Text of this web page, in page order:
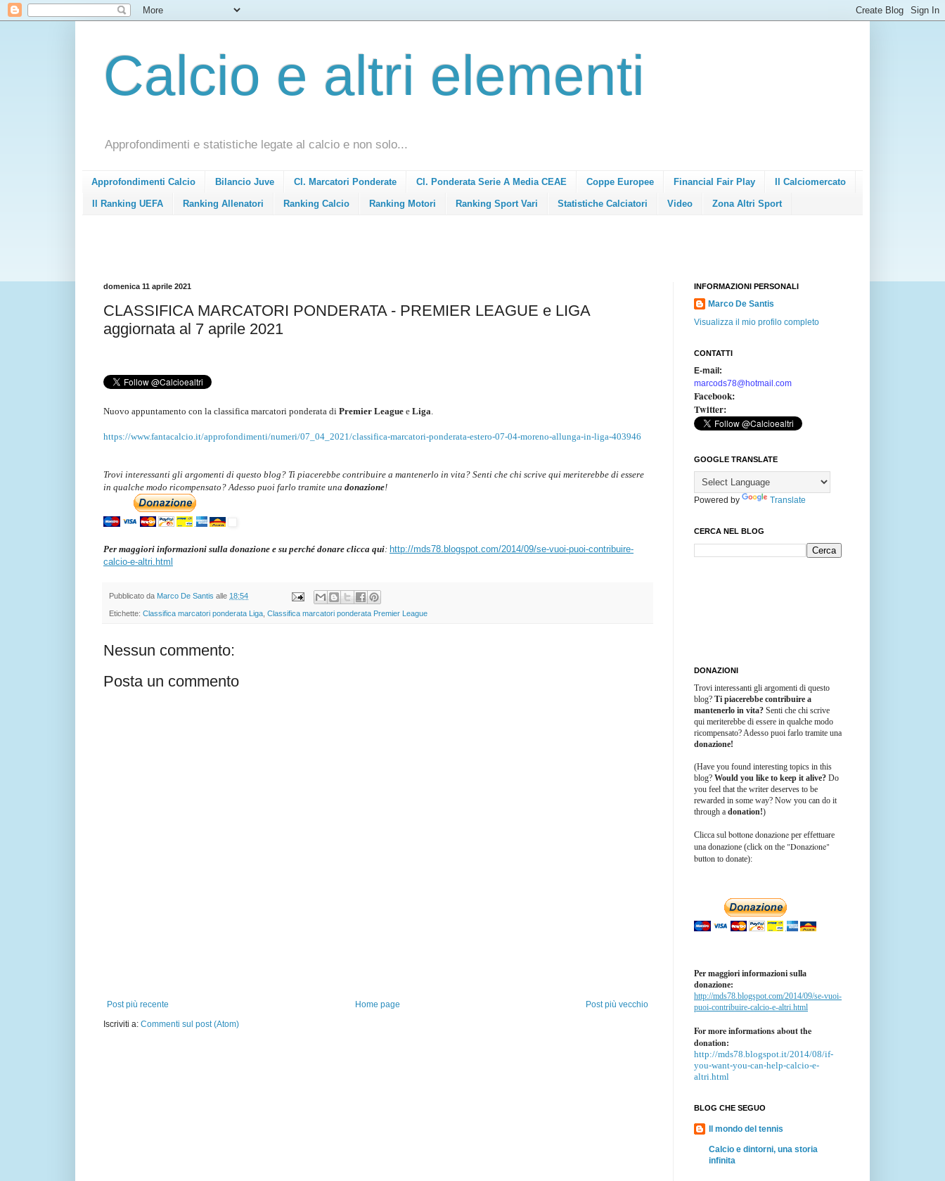
Calcio e altri elementi
Approfondimenti e statistiche legate al calcio e non solo...
Approfondimenti Calcio Bilancio Juve Cl. Marcatori Ponderate Cl. Ponderata Serie A Media CEAE Coppe Europee Financial Fair Play Il Calciomercato
Il Ranking UEFA Ranking Allenatori Ranking Calcio Ranking Motori Ranking Sport Vari Statistiche Calciatori Video Zona Altri Sport
domenica 11 aprile 2021
CLASSIFICA MARCATORI PONDERATA - PREMIER LEAGUE e LIGA
aggiornata al 7 aprile 2021
Nuovo appuntamento con la classifica marcatori ponderata di Premier League e Liga.
https://www.fantacalcio.it/approfondimenti/numeri/07_04_2021/classifica-marcatori-ponderata-estero-07-04-moreno-allunga-in-liga-403946
Trovi interessanti gli argomenti di questo blog? Ti piacerebbe contribuire a mantenerlo in vita? Senti che chi scrive qui meriterebbe di essere
in qualche modo ricompensato? Adesso puoi farlo tramite una donazione!
Per maggiori informazioni sulla donazione e su perché donare clicca qui: http://mds78.blogspot.com/2014/09/se-vuoi-puoi-contribuire-
calcio-e-altri.html
Pubblicato da Marco De Santis alle 18:54
Etichette: Classifica marcatori ponderata Liga Classifica marcatori ponderata Premier League
Nessun commento:
Posta un commento
Post più recente Post più vecchio
Home page
Iscriviti a: Commenti sul post (Atom)
INFORMAZIONI PERSONALI
Marco De Santis
Visualizza il mio profilo completo
CONTATTI
E-mail:
marcods78@hotmail.com
Facebook:
Twitter:
GOOGLE TRANSLATE
Powered by Translate
CERCA NEL BLOG
DONAZIONI
Trovi interessanti gli argomenti di questo
blog? Ti piacerebbe contribuire a
mantenerlo in vita? Senti che chi scrive
qui meriterebbe di essere in qualche modo
ricompensato? Adesso puoi farlo tramite una
donazione!
(Have you found interesting topics in this
blog? Would you like to keep it alive? Do
you feel that the writer deserves to be
rewarded in some way? Now you can do it
through a donation!)
Clicca sul bottone donazione per effettuare
una donazione (click on the "Donazione"
button to donate):
Per maggiori informazioni sulla
donazione:
http://mds78.blogspot.com/2014/09/se-vuoi-
puoi-contribuire-calcio-e-altri.html
For more informations about the
donation:
http://mds78.blogspot.it/2014/08/if-
you-want-you-can-help-calcio-e-
altri.html
BLOG CHE SEGUO
Il mondo del tennis
Calcio e dintorni, una storia
infinita